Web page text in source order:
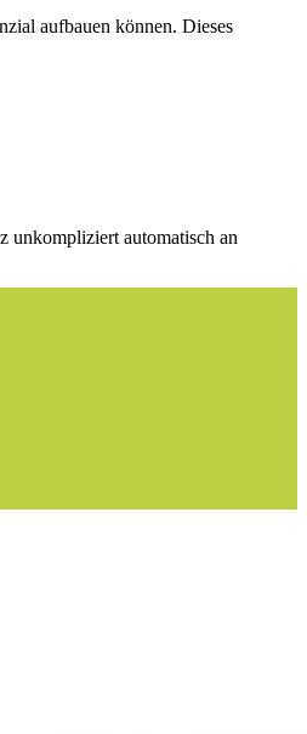
aufbauen können. Dieses
unkompliziert automatisch an